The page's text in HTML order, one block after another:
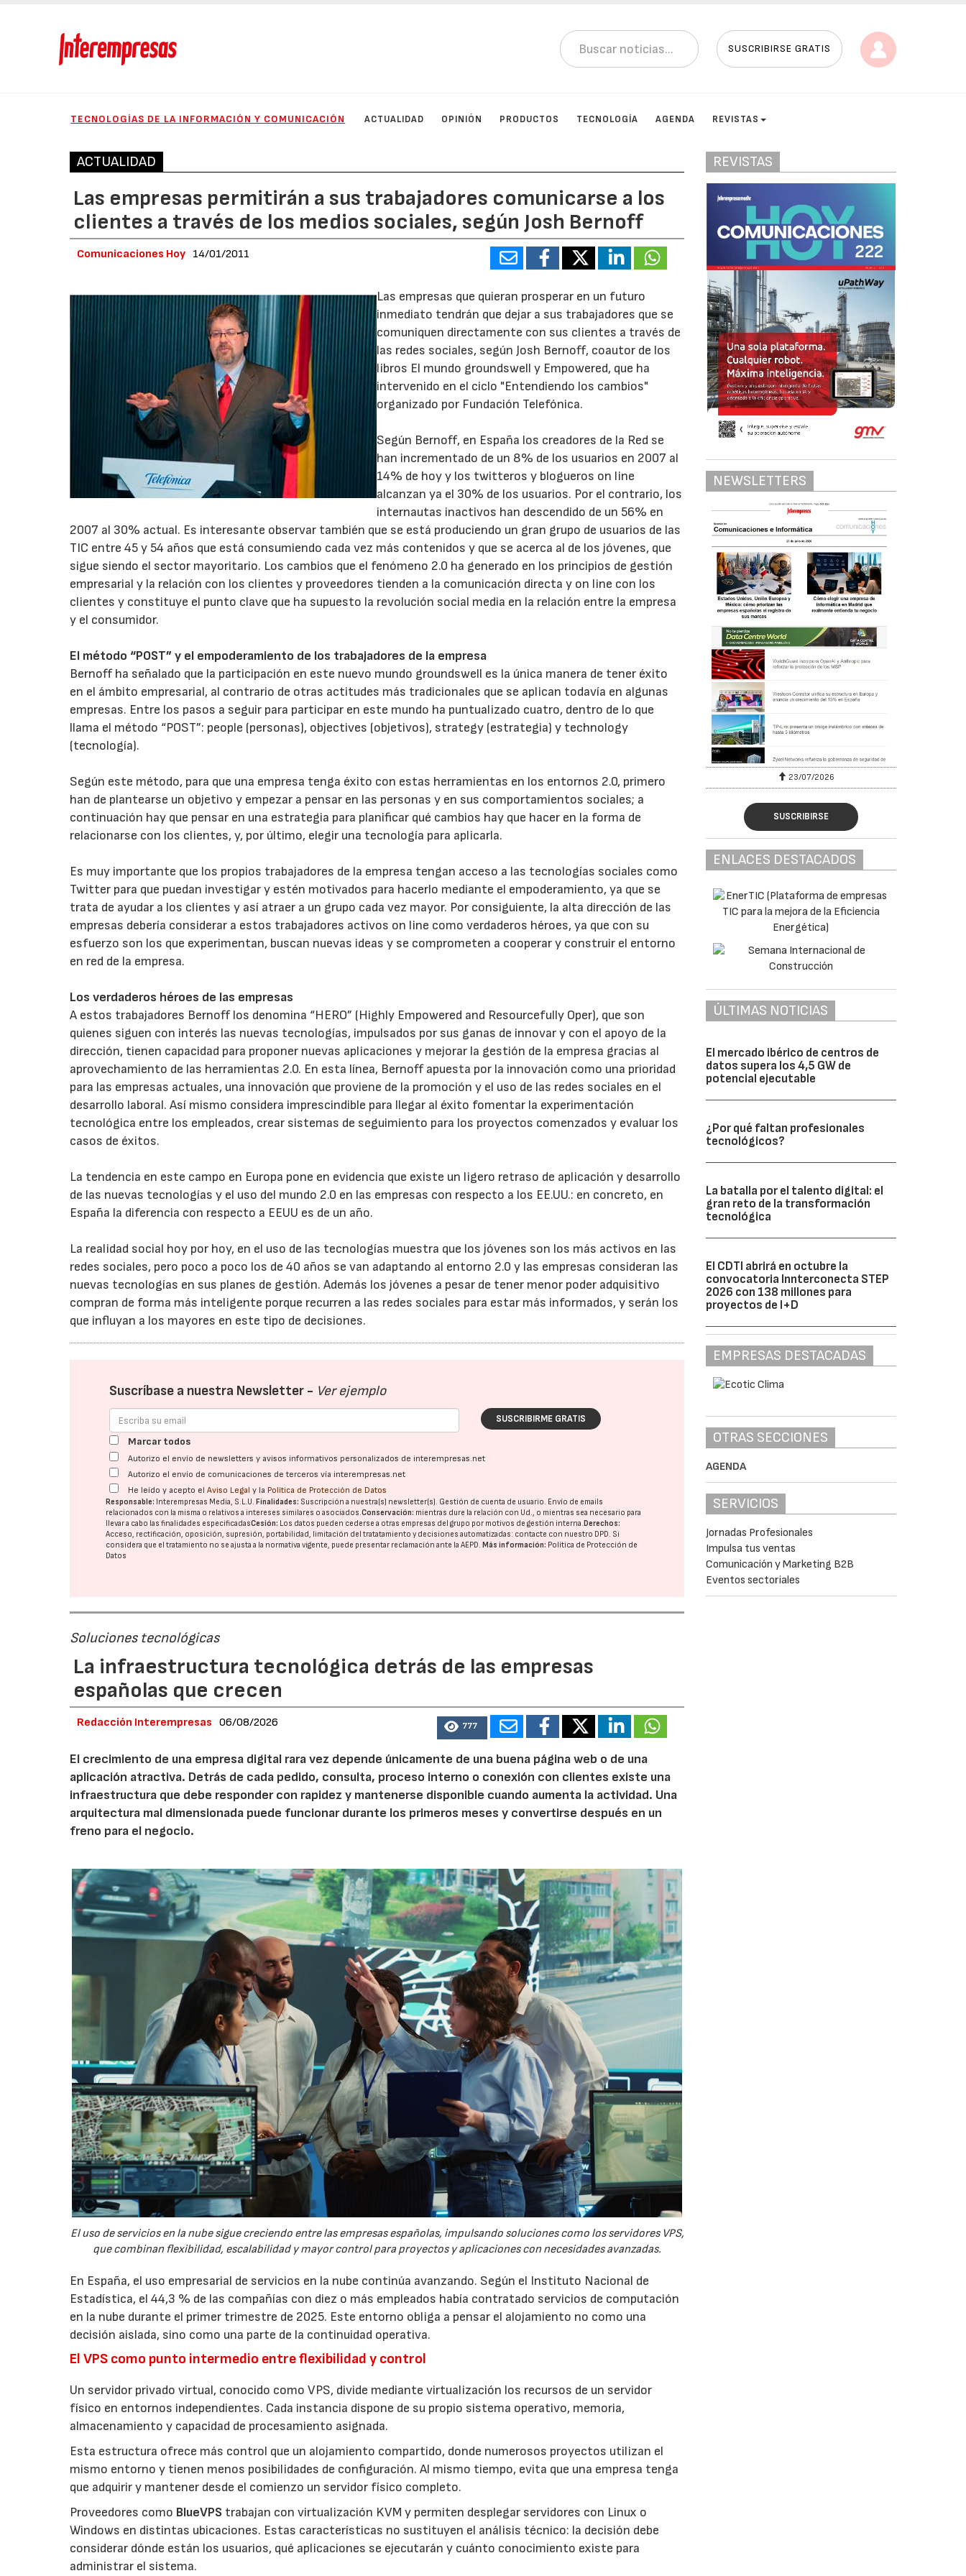
SUSCRIBIRSE GRATIS
TECNOLOGÍAS DE LA INFORMACIÓN Y COMUNICACIÓN ACTUALIDAD OPINIÓN PRODUCTOS TECNOLOGÍA AGENDA REVISTAS
ACTUALIDAD
Las empresas permitirán a sus trabajadores comunicarse a los
clientes a través de los medios sociales, según Josh Bernoff
Comunicaciones Hoy 14/01/2011
Las empresas que quieran prosperar en un futuro
inmediato tendrán que dejar a sus trabajadores que se
comuniquen directamente con sus clientes a través de
las redes sociales, según Josh Bernoff, coautor de los
libros El mundo groundswell y Empowered, que ha
intervenido en el ciclo "Entendiendo los cambios"
organizado por Fundación Telefónica.
Según Bernoff, en España los creadores de la Red se
han incrementado de un 8% de los usuarios en 2007 al
14% de hoy y los twitteros y blogueros on line
alcanzan ya el 30% de los usuarios. Por el contrario, los
internautas inactivos han descendido de un 56% en
2007 al 30% actual. Es interesante observar también que se está produciendo un gran grupo de usuarios de las
TIC entre 45 y 54 años que está consumiendo cada vez más contenidos y que se acerca al de los jóvenes, que
sigue siendo el sector mayoritario. Los cambios que el fenómeno 2.0 ha generado en los principios de gestión
empresarial y la relación con los clientes y proveedores tienden a la comunicación directa y on line con los
clientes y constituye el punto clave que ha supuesto la revolución social media en la relación entre la empresa
y el consumidor.
El método “POST” y el empoderamiento de los trabajadores de la empresa
Bernoff ha señalado que la participación en este nuevo mundo groundswell es la única manera de tener éxito
en el ámbito empresarial, al contrario de otras actitudes más tradicionales que se aplican todavía en algunas
empresas. Entre los pasos a seguir para participar en este mundo ha puntualizado cuatro, dentro de lo que
llama el método “POST”: people (personas), objectives (objetivos), strategy (estrategia) y technology
(tecnología).
Según este método, para que una empresa tenga éxito con estas herramientas en los entornos 2.0, primero
han de plantearse un objetivo y empezar a pensar en las personas y en sus comportamientos sociales; a
continuación hay que pensar en una estrategia para planificar qué cambios hay que hacer en la forma de
relacionarse con los clientes, y, por último, elegir una tecnología para aplicarla.
Es muy importante que los propios trabajadores de la empresa tengan acceso a las tecnologías sociales como
Twitter para que puedan investigar y estén motivados para hacerlo mediante el empoderamiento, ya que se
trata de ayudar a los clientes y así atraer a un grupo cada vez mayor. Por consiguiente, la alta dirección de las
empresas debería considerar a estos trabajadores activos on line como verdaderos héroes, ya que con su
esfuerzo son los que experimentan, buscan nuevas ideas y se comprometen a cooperar y construir el entorno
en red de la empresa.
Los verdaderos héroes de las empresas
A estos trabajadores Bernoff los denomina “HERO” (Highly Empowered and Resourcefully Oper), que son
quienes siguen con interés las nuevas tecnologías, impulsados por sus ganas de innovar y con el apoyo de la
dirección, tienen capacidad para proponer nuevas aplicaciones y mejorar la gestión de la empresa gracias al
aprovechamiento de las herramientas 2.0. En esta línea, Bernoff apuesta por la innovación como una prioridad
para las empresas actuales, una innovación que proviene de la promoción y el uso de las redes sociales en el
desarrollo laboral. Así mismo considera imprescindible para llegar al éxito fomentar la experimentación
tecnológica entre los empleados, crear sistemas de seguimiento para los proyectos comenzados y evaluar los
casos de éxitos.
La tendencia en este campo en Europa pone en evidencia que existe un ligero retraso de aplicación y desarrollo
de las nuevas tecnologías y el uso del mundo 2.0 en las empresas con respecto a los EE.UU.: en concreto, en
España la diferencia con respecto a EEUU es de un año.
La realidad social hoy por hoy, en el uso de las tecnologías muestra que los jóvenes son los más activos en las
redes sociales, pero poco a poco los de 40 años se van adaptando al entorno 2.0 y las empresas consideran las
nuevas tecnologías en sus planes de gestión. Además los jóvenes a pesar de tener menor poder adquisitivo
compran de forma más inteligente porque recurren a las redes sociales para estar más informados, y serán los
que influyan a los mayores en este tipo de decisiones.
Suscríbase a nuestra Newsletter - Ver ejemplo
SUSCRIBIRME GRATIS
Marcar todos
Autorizo el envío de newsletters y avisos informativos personalizados de interempresas.net
Autorizo el envío de comunicaciones de terceros vía interempresas.net
He leído y acepto elAviso Legal y la Política de Protección de Datos
Responsable: Interempresas Media, S.L.U. Finalidades: Suscripción a nuestra(s) newsletter(s). Gestión de cuenta de usuario. Envío de emails
relacionados con la misma o relativos a intereses similares o asociados.Conservación: mientras dure la relación con Ud., o mientras sea necesario para
llevar a cabo las finalidades especificadasCesión: Los datos pueden cederse a otras empresas del grupo por motivos de gestión interna. Derechos:
Acceso, rectificación, oposición, supresión, portabilidad, limitación del tratatamiento y decisiones automatizadas: contacte con nuestro DPD. Si
considera que el tratamiento no se ajusta a la normativa vigente, puede presentar reclamación ante laAEPD. Más información: Política de Protección de
Datos
Soluciones tecnológicas
La infraestructura tecnológica detrás de las empresas
españolas que crecen
Redacción Interempresas 06/08/2026 777
El crecimiento de una empresa digital rara vez depende únicamente de una buena página web o de una
aplicación atractiva. Detrás de cada pedido, consulta, proceso interno o conexión con clientes existe una
infraestructura que debe responder con rapidez y mantenerse disponible cuando aumenta la actividad. Una
arquitectura mal dimensionada puede funcionar durante los primeros meses y convertirse después en un
freno para el negocio.
El uso de servicios en la nube sigue creciendo entre las empresas españolas, impulsando soluciones como los servidores VPS,
que combinan flexibilidad, escalabilidad y mayor control para proyectos y aplicaciones con necesidades avanzadas.
En España, el uso empresarial de servicios en la nube continúa avanzando. Según el Instituto Nacional de
Estadística, el 44,3 % de las compañías con diez o más empleados había contratado servicios de computación
en la nube durante el primer trimestre de 2025. Este entorno obliga a pensar el alojamiento no como una
decisión aislada, sino como una parte de la continuidad operativa.
El VPS como punto intermedio entre flexibilidad y control
Un servidor privado virtual, conocido como VPS, divide mediante virtualización los recursos de un servidor
físico en entornos independientes. Cada instancia dispone de su propio sistema operativo, memoria,
almacenamiento y capacidad de procesamiento asignada.
Esta estructura ofrece más control que un alojamiento compartido, donde numerosos proyectos utilizan el
mismo entorno y tienen menos posibilidades de configuración. Al mismo tiempo, evita que una empresa tenga
que adquirir y mantener desde el comienzo un servidor físico completo.
Proveedores como BlueVPS trabajan con virtualización KVM y permiten desplegar servidores con Linux o
Windows en distintas ubicaciones. Estas características no sustituyen el análisis técnico: la decisión debe
considerar dónde están los usuarios, qué aplicaciones se ejecutarán y cuánto conocimiento existe para
administrar el sistema.
REVISTAS
NEWSLETTERS
23/07/2026 30/07/2026 23/07/2026
SUSCRIBIRSE
ENLACES DESTACADOS
ÚLTIMAS NOTICIAS
El mercado ibérico de centros de
datos supera los 4,5 GW de
potencial ejecutable
¿Por qué faltan profesionales
tecnológicos?
La batalla por el talento digital: el
gran reto de la transformación
tecnológica
El CDTI abrirá en octubre la
convocatoria Innterconecta STEP
2026 con 138 millones para
proyectos de I+D
EMPRESAS DESTACADAS
OTRAS SECCIONES
AGENDA
SERVICIOS
Jornadas Profesionales
Impulsa tus ventas
Comunicación y Marketing B2B
Eventos sectoriales